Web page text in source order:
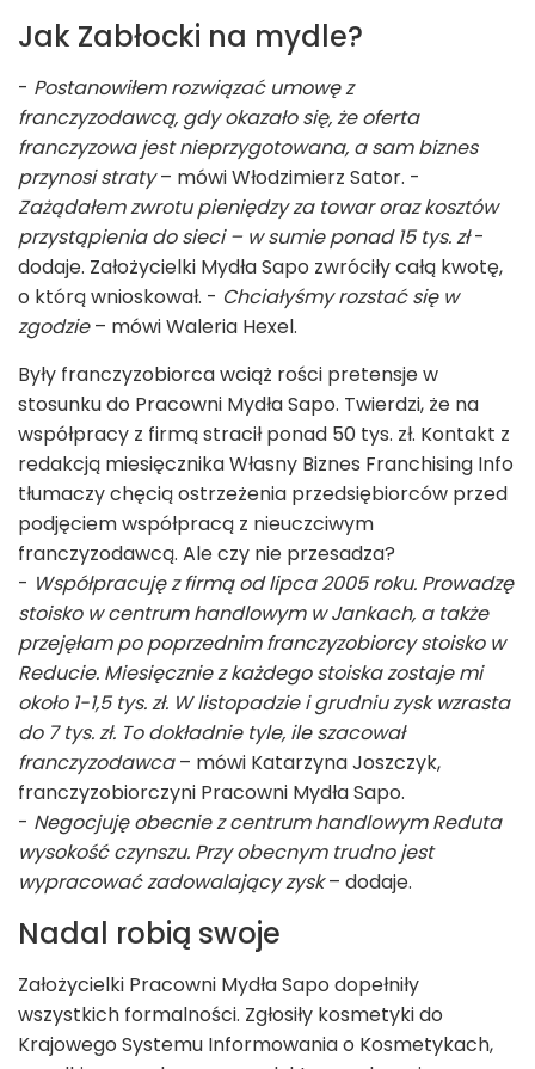
Jak Zabłocki na mydle?
- Postanowiłem rozwiązać umowę z
franczyzodawcą, gdy okazało się, że oferta
franczyzowa jest nieprzygotowana, a sam biznes
przynosi straty– mówi Włodzimierz Sator. -
Zażądałem zwrotu pieniędzy za towar oraz kosztów
przystąpienia do sieci – w sumie ponad 15 tys. zł-
dodaje. Założycielki Mydła Sapo zwróciły całą kwotę,
o którą wnioskował. - Chciałyśmy rozstać się w
zgodzie– mówi Waleria Hexel.
Były franczyzobiorca wciąż rości pretensje w
stosunku do Pracowni Mydła Sapo. Twierdzi, że na
współpracy z firmą stracił ponad 50 tys. zł. Kontakt z
redakcją miesięcznika Własny Biznes Franchising Info
tłumaczy chęcią ostrzeżenia przedsiębiorców przed
podjęciem współpracą z nieuczciwym
franczyzodawcą. Ale czy nie przesadza?
- Współpracuję z firmą od lipca 2005 roku. Prowadzę
stoisko w centrum handlowym w Jankach, a także
przejęłam po poprzednim franczyzobiorcy stoisko w
Reducie. Miesięcznie z każdego stoiska zostaje mi
około 1-1,5 tys. zł. W listopadzie i grudniu zysk wzrasta
do 7 tys. zł. To dokładnie tyle, ile szacował
franczyzodawca– mówi Katarzyna Joszczyk,
franczyzobiorczyni Pracowni Mydła Sapo.
- Negocjuję obecnie z centrum handlowym Reduta
wysokość czynszu. Przy obecnym trudno jest
wypracować zadowalający zysk– dodaje.
Nadal robią swoje
Założycielki Pracowni Mydła Sapo dopełniły
wszystkich formalności. Zgłosiły kosmetyki do
Krajowego Systemu Informowania o Kosmetykach,